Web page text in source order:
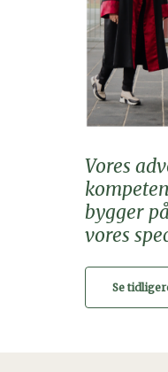
Vores
bygger
vores
Se